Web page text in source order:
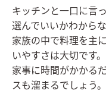
キッチンと一口に言
選んでいいかわから
家族の中で料理を主
いやすさは大切です
家事に時間がかかる
スも溜まるでしょう。